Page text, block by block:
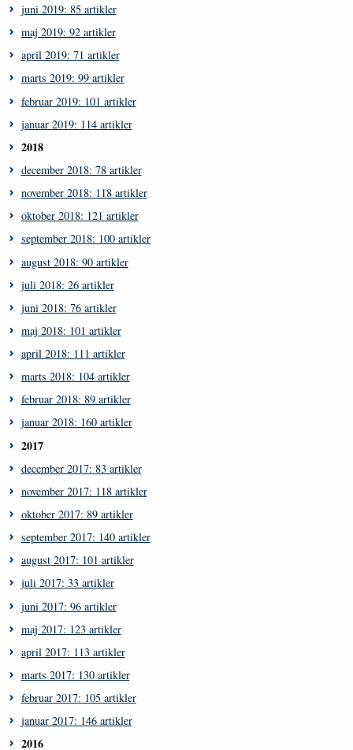
juni 2019: 85 artikler
maj 2019: 92 artikler
april 2019: 71 artikler
marts 2019: 99 artikler
februar 2019: 101 artikler
januar 2019: 114 artikler
2018
december 2018: 78 artikler
november 2018: 118 artikler
oktober 2018: 121 artikler
september 2018: 100 artikler
august 2018: 90 artikler
juli 2018: 26 artikler
juni 2018: 76 artikler
maj 2018: 101 artikler
april 2018: 111 artikler
marts 2018: 104 artikler
februar 2018: 89 artikler
januar 2018: 160 artikler
2017
december 2017: 83 artikler
november 2017: 118 artikler
oktober 2017: 89 artikler
september 2017: 140 artikler
august 2017: 101 artikler
juli 2017: 33 artikler
juni 2017: 96 artikler
maj 2017: 123 artikler
april 2017: 113 artikler
marts 2017: 130 artikler
februar 2017: 105 artikler
januar 2017: 146 artikler
2016